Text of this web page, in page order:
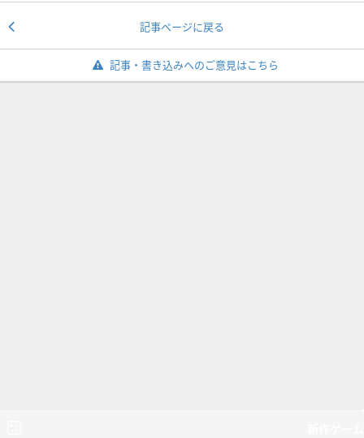
記事ページに戻る
記事・書き込みへのご意見はこちら